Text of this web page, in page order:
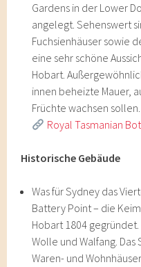
Gardens in der Lower
angelegt. Sehenswert
Fuchsienhäuser sowie
eine sehr schöne
Hobart.
innen beheizte Mauer,
Früchte wachsen sollen.
Royal Tasmanian
Historische Gebäude
Was für Sydney das
Battery Point – die
Hobart 1804
Wolle und Walfang.
Waren- und